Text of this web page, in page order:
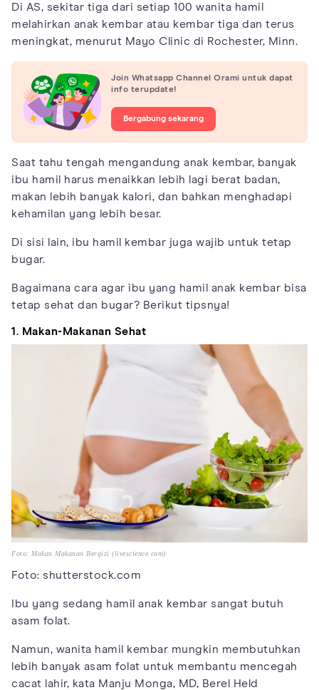
Di AS, sekitar tiga dari setiap 100 wanita hamil
melahirkan anak kembar atau kembar tiga dan terus
meningkat, menurut Mayo Clinic di Rochester, Minn.
Join Whatsapp Channel Orami untuk dapat
info terupdate!
Bergabung sekarang
Saat tahu tengah mengandung anak kembar, banyak
ibu hamil harus menaikkan lebih lagi berat badan,
makan lebih banyak kalori, dan bahkan menghadapi
kehamilan yang lebih besar.
Di sisi lain, ibu hamil kembar juga wajib untuk tetap
bugar.
Bagaimana cara agar ibu yang hamil anak kembar bisa
tetap sehat dan bugar? Berikut tipsnya!
1. Makan-Makanan Sehat
Foto: Makan Makanan Bergizi (livescience.com)
Foto: shutterstock.com
Ibu yang sedang hamil anak kembar sangat butuh
asam folat.
Namun, wanita hamil kembar mungkin membutuhkan
lebih banyak asam folat untuk membantu mencegah
cacat lahir, kata Manju Monga, MD, Berel Held